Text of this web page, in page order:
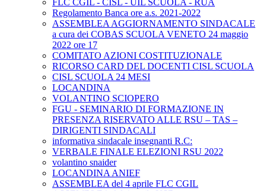
FLC CGIL - CISL - UIL SCUOLA - RUA
Regolamento Banca ore a.s. 2021-2022
ASSEMBLEA AGGIORNAMENTO SINDACALE
a cura dei COBAS SCUOLA VENETO 24 maggio
2022 ore 17
COMITATO AZIONI COSTITUZIONALE
RICORSO CARD DEL DOCENTI CISL SCUOLA
CISL SCUOLA 24 MESI
LOCANDINA
VOLANTINO SCIOPERO
FGU - SEMINARIO DI FORMAZIONE IN
PRESENZA RISERVATO ALLE RSU – TAS –
DIRIGENTI SINDACALI
informativa sindacale insegnanti R.C:
VERBALE FINALE ELEZIONI RSU 2022
volantino snaider
LOCANDINA ANIEF
ASSEMBLEA del 4 aprile FLC CGIL